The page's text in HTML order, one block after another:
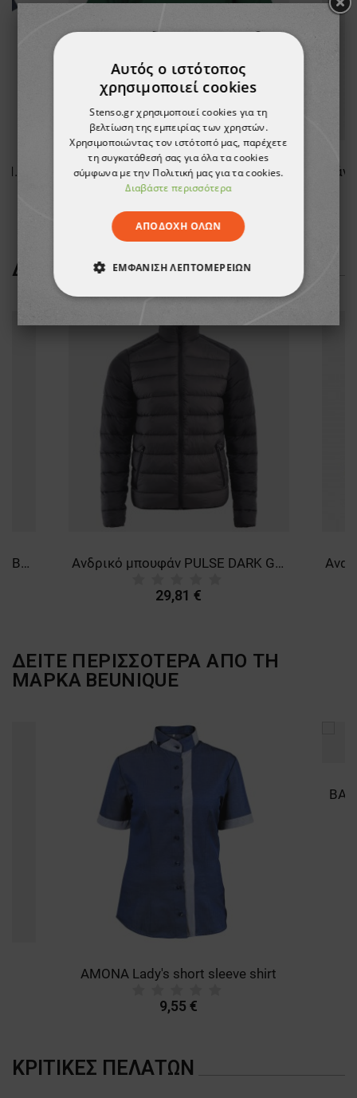
Αντρικός Ιατρικός μανδίας OLIVER NAVY/LIGHT GREEN Αντρικός Ιατρικός μανδίας OLIVER GREEN/WHITE
ΔΕΊΤΕ ΠΕΡΙΣΣΌΤΕΡΑ
Ανδρικό μπουφάν PULSE NAVY BLUE/BLACK Ανδρικό μπουφάν PULSE DARK GREY/BLACK
29,81 €
ΔΕΙΤΕ ΠΕΡΙΣΣΟΤΕΡΑ ΑΠΟ ΤΗ
ΜΑΡΚΑ BEUNIQUE
AMONA Lady's short sleeve shirt
9,55 €
ΚΡΙΤΙΚΈΣ ΠΕΛΑΤΏΝ
Αυτός ο ιστότοπος
χρησιμοποιεί cookies
Stenso.gr χρησιμοποιεί cookies για τη
βελτίωση της εμπειρίας των χρηστών.
Χρησιμοποιώντας τον ιστότοπό μας, παρέχετε
τη συγκατάθεσή σας για όλα τα cookies
σύμφωνα με την Πολιτική μας για τα cookies.
Διαβάστε περισσότερα
ΑΠΟΔΟΧΉ ΌΛΩΝ
ΕΜΦΆΝΙΣΗ ΛΕΠΤΟΜΕΡΕΙΏΝ
ΑΠΟΛΎΤΩΣ ΑΠΑΡΑΊΤΗΤΑ
ΑΠΌΔΟΣΗΣ ΣΤΌΧΕΥΣΗΣ
ΛΕΙΤΟΥΡΓΙΚΌΤΗΤΑΣ